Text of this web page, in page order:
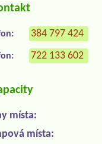
384 797 424
722 133 602
místa:
místa: